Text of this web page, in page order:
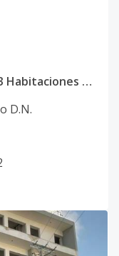
Apartamentos en Venta de 2 y 3 Habitaciones con Habitación de Servicio, área de lavado en Mirador Norte, Santo Domingo
D.N.